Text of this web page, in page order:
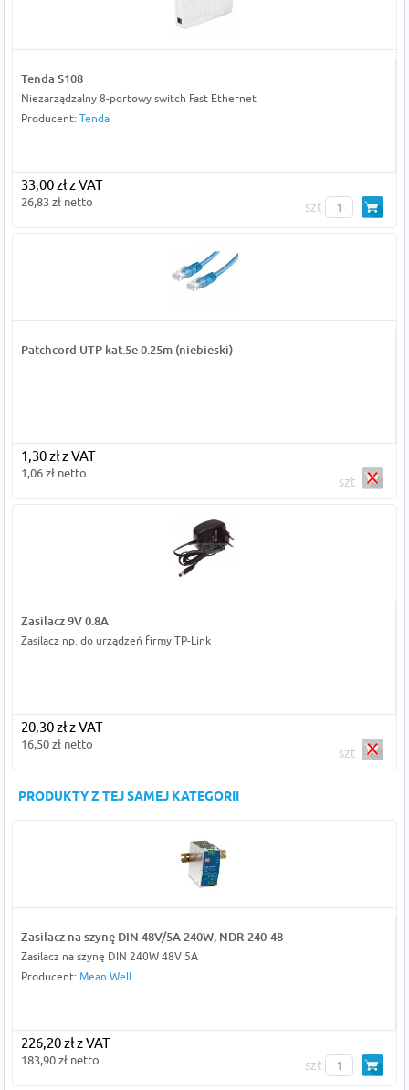
Tenda S108
Niezarządzalny 8-portowy switch Fast Ethernet
Producent: Tenda
33,00 zł z VAT
26,83 zł netto szt
Patchcord UTP kat.5e 0.25m (niebieski)
1,30 zł z VAT
1,06 zł netto
szt
Zasilacz 9V 0.8A
Zasilacz np. do urządzeń firmy TP-Link
20,30 zł z VAT
16,50 zł netto
szt
PRODUKTY Z TEJ SAMEJ KATEGORII
Zasilacz na szynę DIN 48V/5A 240W, NDR-240-48
Zasilacz na szynę DIN 240W 48V 5A
Producent: Mean Well
226,20 zł z VAT
183,90 zł netto szt